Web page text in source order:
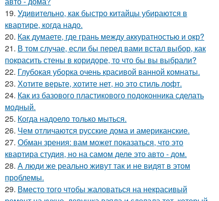
19. Удивительно, как быстро китайцы убираются в
квартире, когда надо.
20. Как думаете, где грань между аккуратностью и окр?
21. В том случае, если бы перед вами встал выбор, как
покрасить стены в коридоре, то что бы вы выбрали?
22. Глубокая уборка очень красивой ванной комнаты.
23. Хотите верьте, хотите нет, но это стиль лофт.
24. Как из базового пластикового подоконника сделать
модный.
25. Когда надоело только мыться.
26. Чем отличаются русские дома и американские.
27. Обман зрения: вам может показаться, что это
квартира студия, но на самом деле это авто - дом.
28. А люди же реально живут так и не видят в этом
проблемы.
29. Вместо того чтобы жаловаться на некрасивый